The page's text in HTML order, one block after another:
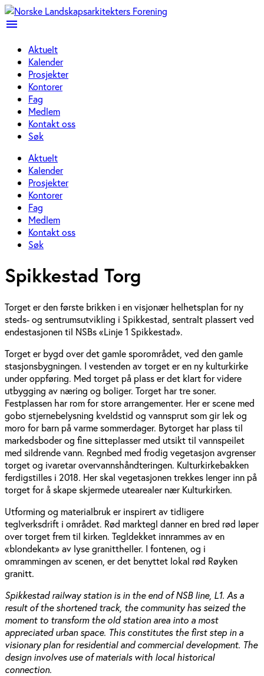
menu
Aktuelt
Kalender
Prosjekter
Kontorer
Fag
Medlem
Kontakt oss
Søk
Aktuelt
Kalender
Prosjekter
Kontorer
Fag
Medlem
Kontakt oss
Søk
Spikkestad Torg
Torget er den første brikken i en visjonær helhetsplan for ny
steds- og sentrumsutvikling i Spikkestad, sentralt plassert ved
endestasjonen til NSBs «Linje 1 Spikkestad».
Torget er bygd over det gamle sporområdet, ved den gamle
stasjonsbygningen. I vestenden av torget er en ny kulturkirke
under oppføring. Med torget på plass er det klart for videre
utbygging av næring og boliger. Torget har tre soner.
Festplassen har rom for store arrangementer. Her er scene med
gobo stjernebelysning kveldstid og vannsprut som gir lek og
moro for barn på varme sommerdager. Bytorget har plass til
markedsboder og fine sitteplasser med utsikt til vannspeilet
med sildrende vann. Regnbed med frodig vegetasjon avgrenser
torget og ivaretar overvannshåndteringen. Kulturkirkebakken
ferdigstilles i 2018. Her skal vegetasjonen trekkes lenger inn på
torget for å skape skjermede utearealer nær Kulturkirken.
Utforming og materialbruk er inspirert av tidligere
teglverksdrift i området. Rød marktegl danner en bred rød løper
over torget frem til kirken. Tegldekket innrammes av en
«blondekant» av lyse granittheller. I fontenen, og i
omrammingen av scenen, er det benyttet lokal rød Røyken
granitt.
Spikkestad railway station is in the end of NSB line, L1. As a
result of the shortened track, the community has seized the
moment to transform the old station area into a most
appreciated urban space. This constitutes the first step in a
visionary plan for residential and commercial development. The
design involves use of materials with local historical
connection.